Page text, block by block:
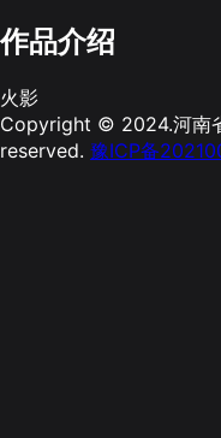
作品介绍
火影
Copyright © 2024.河南
reserved. 豫ICP备